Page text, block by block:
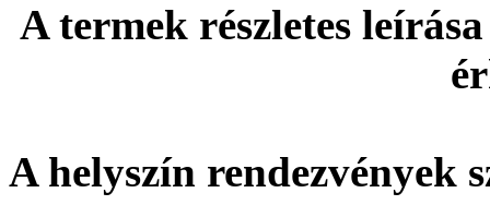
A termek részletes
A helyszín rendezvények